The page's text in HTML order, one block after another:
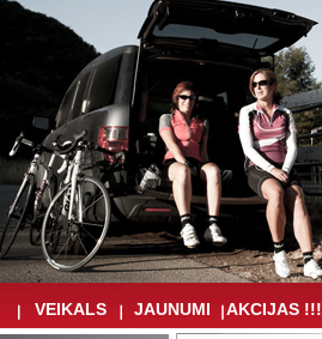
VEIKALS JAUNUMI AKCIJAS !!!